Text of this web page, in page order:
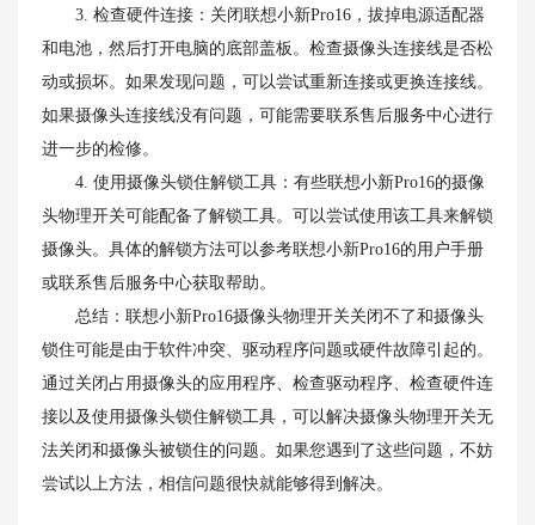
3. 检查硬件连接：关闭联想小新Pro16，拔掉电源适配器
和电池，然后打开电脑的底部盖板。检查摄像头连接线是否松
动或损坏。如果发现问题，可以尝试重新连接或更换连接线。
如果摄像头连接线没有问题，可能需要联系售后服务中心进行
进一步的检修。
4. 使用摄像头锁住解锁工具：有些联想小新Pro16的摄像
头物理开关可能配备了解锁工具。可以尝试使用该工具来解锁
摄像头。具体的解锁方法可以参考联想小新Pro16的用户手册
或联系售后服务中心获取帮助。
总结：联想小新Pro16摄像头物理开关关闭不了和摄像头
锁住可能是由于软件冲突、驱动程序问题或硬件故障引起的。
通过关闭占用摄像头的应用程序、检查驱动程序、检查硬件连
接以及使用摄像头锁住解锁工具，可以解决摄像头物理开关无
法关闭和摄像头被锁住的问题。如果您遇到了这些问题，不妨
尝试以上方法，相信问题很快就能够得到解决。